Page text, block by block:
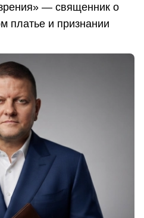
— священник о
платье и признании